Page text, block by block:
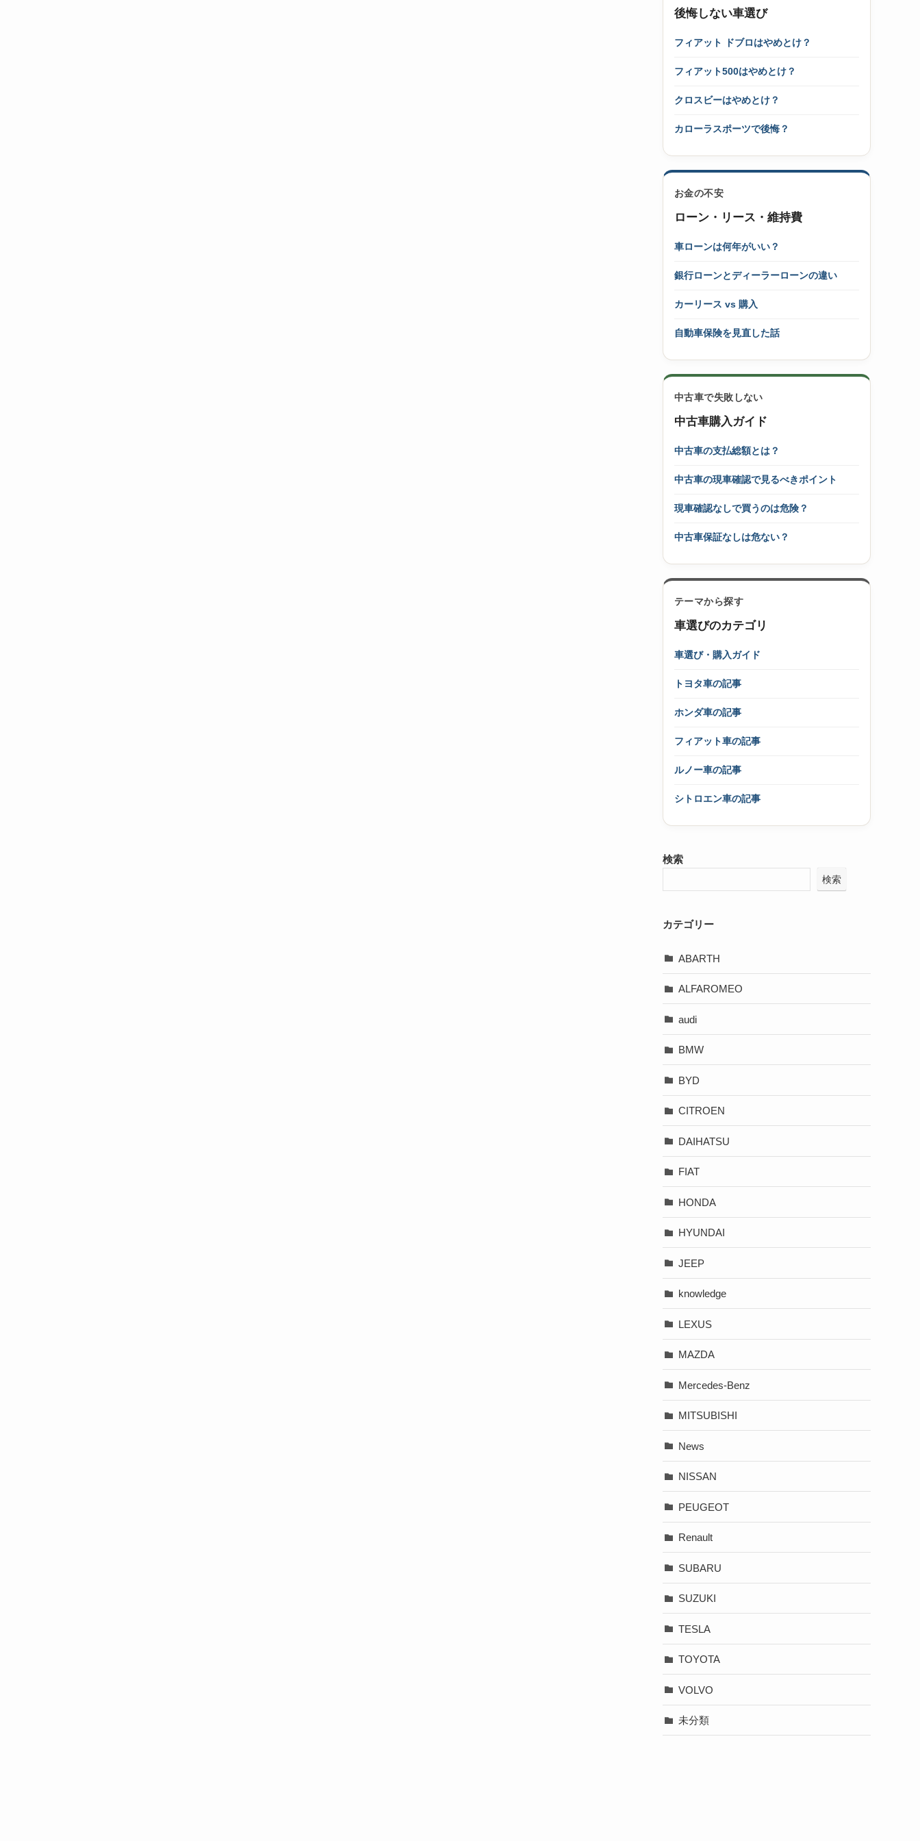
後悔しない車選び
フィアット ドブロはやめとけ？
フィアット500はやめとけ？
クロスビーはやめとけ？
カローラスポーツで後悔？
お金の不安
ローン・リース・維持費
車ローンは何年がいい？
銀行ローンとディーラーローンの違い
カーリース vs 購入
自動車保険を見直した話
中古車で失敗しない
中古車購入ガイド
中古車の支払総額とは？
中古車の現車確認で見るべきポイント
現車確認なしで買うのは危険？
中古車保証なしは危ない？
テーマから探す
車選びのカテゴリ
車選び・購入ガイド
トヨタ車の記事
ホンダ車の記事
フィアット車の記事
ルノー車の記事
シトロエン車の記事
検索
検索
カテゴリー
ABARTH
ALFAROMEO
audi
BMW
BYD
CITROEN
DAIHATSU
FIAT
HONDA
HYUNDAI
JEEP
knowledge
LEXUS
MAZDA
Mercedes-Benz
MITSUBISHI
News
NISSAN
PEUGEOT
Renault
SUBARU
SUZUKI
TESLA
TOYOTA
VOLVO
未分類